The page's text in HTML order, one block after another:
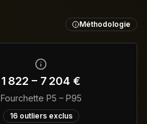
Méthodologie
1 822 – 7 204 €
Fourchette P5 – P95
16outliers exclus